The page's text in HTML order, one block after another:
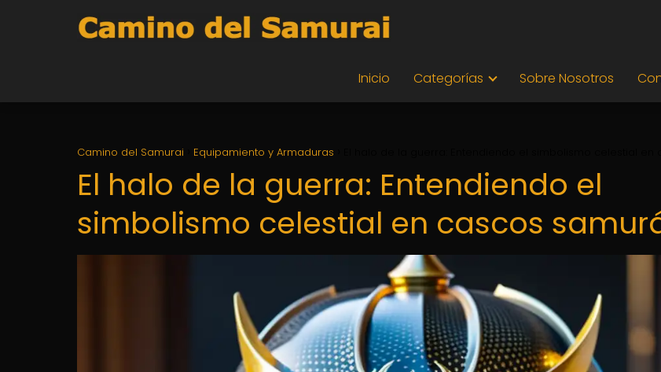
Inicio Categorías Sobre Nosotros
Camino del Samurai Equipamiento y Armaduras
El halo de la guerra: Entendiendo el
simbolismo celestial en cascos